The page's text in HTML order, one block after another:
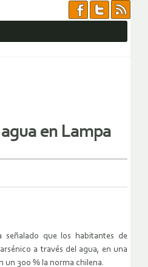
en Lampa
señalado que los habitantes de
a través del agua, en una
un 300 % la norma chilena.